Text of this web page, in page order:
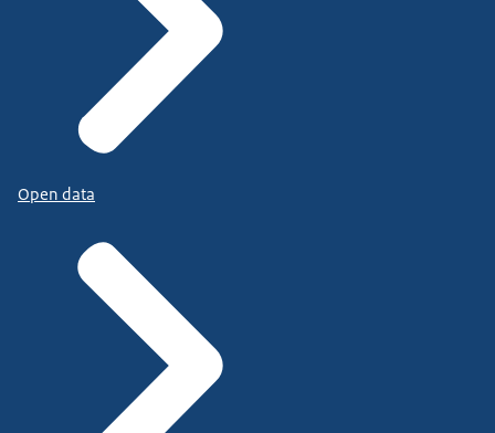
Open data